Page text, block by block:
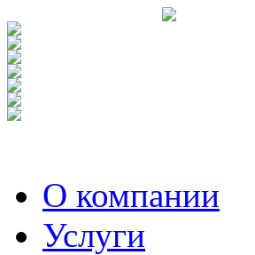
О компании
Услуги